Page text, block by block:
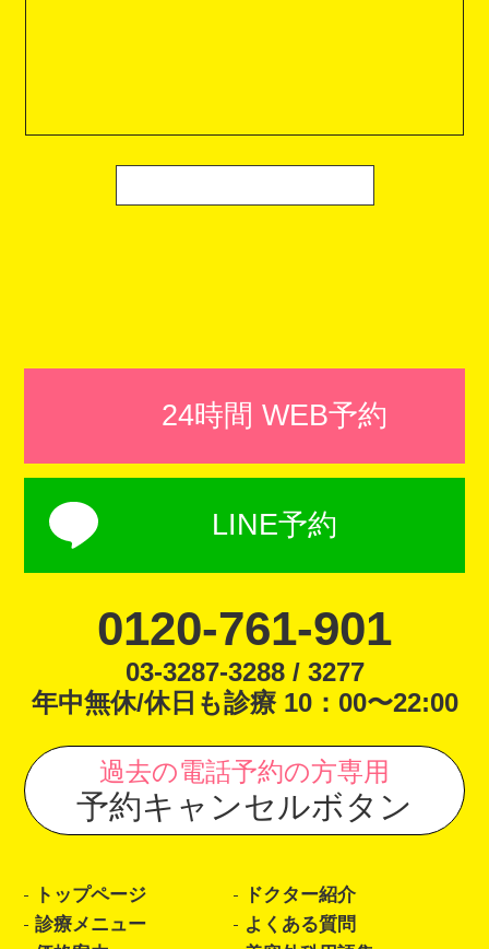
24時間 WEB予約
LINE予約
0120-761-901
03-3287-3288 / 3277
年中無休/休日も診療 10：00〜22:00
過去の電話予約の方専用
予約キャンセルボタン
トップページ
ドクター紹介
診療メニュー
よくある質問